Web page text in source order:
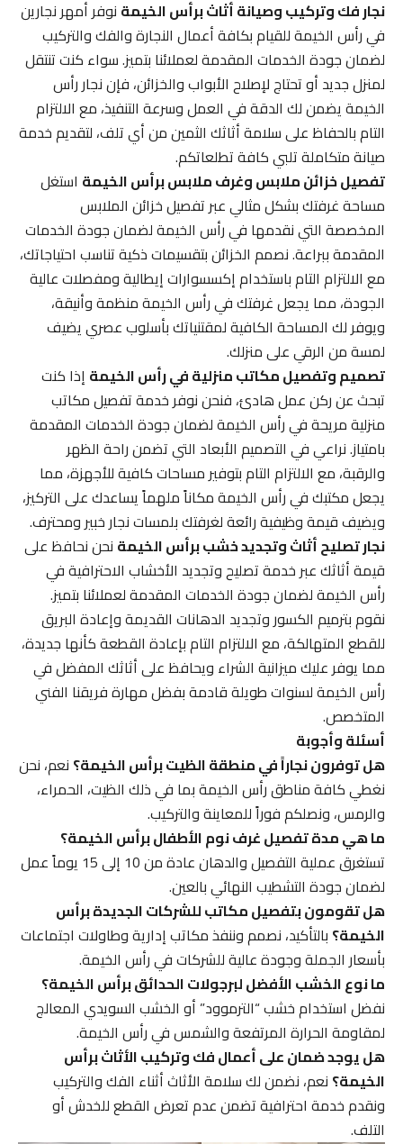
نجار فك وتركيب وصيانة أثاث برأس الخيمةنوفر أمهر نجارين
في رأس الخيمة للقيام بكافة أعمال النجارة والفك والتركيب
لضمان جودة الخدمات المقدمة لعملائنا بتميز. سواء كنت تنتقل
لمنزل جديد أو تحتاج لإصلاح الأبواب والخزائن، فإن نجار رأس
الخيمة يضمن لك الدقة في العمل وسرعة التنفيذ، مع الالتزام
التام بالحفاظ على سلامة أثاثك الثمين من أي تلف، لتقديم خدمة
صيانة متكاملة تلبي كافة تطلعاتكم.
تفصيل خزائن ملابس وغرف ملابس برأس الخيمةاستغل
مساحة غرفتك بشكل مثالي عبر تفصيل خزائن الملابس
المخصصة التي نقدمها في رأس الخيمة لضمان جودة الخدمات
المقدمة ببراعة. نصمم الخزائن بتقسيمات ذكية تناسب احتياجاتك،
مع الالتزام التام باستخدام إكسسوارات إيطالية ومفصلات عالية
الجودة، مما يجعل غرفتك في رأس الخيمة منظمة وأنيقة،
ويوفر لك المساحة الكافية لمقتنياتك بأسلوب عصري يضيف
لمسة من الرقي على منزلك.
تصميم وتفصيل مكاتب منزلية في رأس الخيمةإذا كنت
تبحث عن ركن عمل هادئ، فنحن نوفر خدمة تفصيل مكاتب
منزلية مريحة في رأس الخيمة لضمان جودة الخدمات المقدمة
بامتياز. نراعي في التصميم الأبعاد التي تضمن راحة الظهر
والرقبة، مع الالتزام التام بتوفير مساحات كافية للأجهزة، مما
يجعل مكتبك في رأس الخيمة مكاناً ملهماً يساعدك على التركيز،
ويضيف قيمة وظيفية رائعة لغرفتك بلمسات نجار خبير ومحترف.
نجار تصليح أثاث وتجديد خشب برأس الخيمةنحن نحافظ على
قيمة أثاثك عبر خدمة تصليح وتجديد الأخشاب الاحترافية في
رأس الخيمة لضمان جودة الخدمات المقدمة لعملائنا بتميز.
نقوم بترميم الكسور وتجديد الدهانات القديمة وإعادة البريق
للقطع المتهالكة، مع الالتزام التام بإعادة القطعة كأنها جديدة،
مما يوفر عليك ميزانية الشراء ويحافظ على أثاثك المفضل في
رأس الخيمة لسنوات طويلة قادمة بفضل مهارة فريقنا الفني
المتخصص.
أسئلة وأجوبة
هل توفرون نجاراً في منطقة الظيت برأس الخيمة؟نعم، نحن
نغطي كافة مناطق رأس الخيمة بما في ذلك الظيت، الحمراء،
والرمس، ونصلكم فوراً للمعاينة والتركيب.
ما هي مدة تفصيل غرف نوم الأطفال برأس الخيمة؟
تستغرق عملية التفصيل والدهان عادة من 10 إلى 15 يوماً عمل
لضمان جودة التشطيب النهائي بالعين.
هل تقومون بتفصيل مكاتب للشركات الجديدة برأس
الخيمة؟بالتأكيد، نصمم وننفذ مكاتب إدارية وطاولات اجتماعات
بأسعار الجملة وجودة عالية للشركات في رأس الخيمة.
ما نوع الخشب الأفضل لبرجولات الحدائق برأس الخيمة؟
نفضل استخدام خشب “الترموود” أو الخشب السويدي المعالج
لمقاومة الحرارة المرتفعة والشمس في رأس الخيمة.
هل يوجد ضمان على أعمال فك وتركيب الأثاث برأس
الخيمة؟نعم، نضمن لك سلامة الأثاث أثناء الفك والتركيب
ونقدم خدمة احترافية تضمن عدم تعرض القطع للخدش أو
التلف.